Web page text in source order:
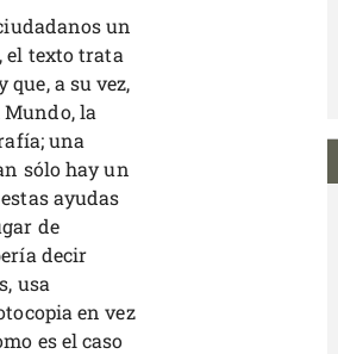
un
el texto trata
a su vez,
la
una
sólo hay un
ayudas
de
decir
usa
en vez
es el caso